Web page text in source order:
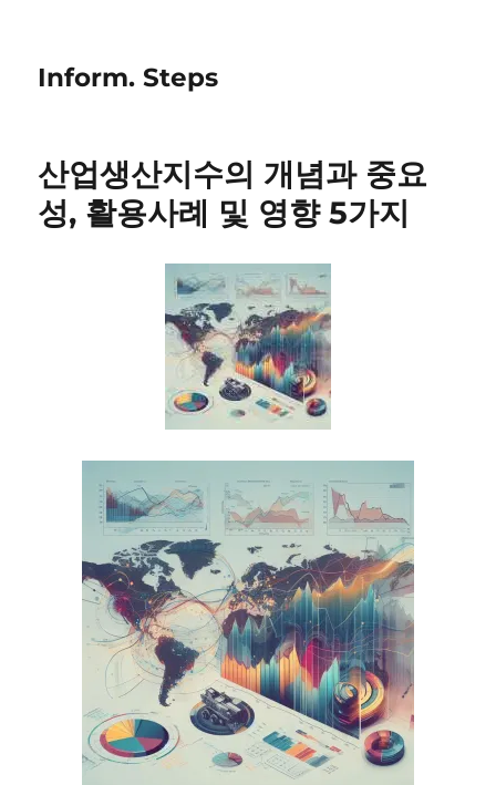
Inform. Steps
산업생산지수의 개념과 중요
성, 활용사례 및 영향 5가지